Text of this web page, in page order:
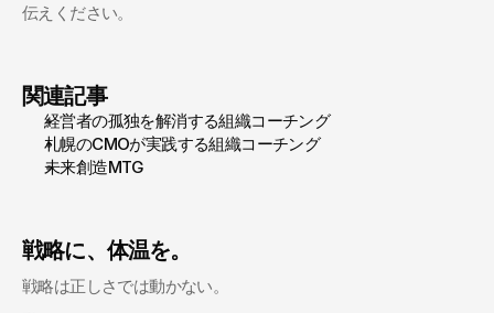
伝えください。
関連記事
経営者の孤独を解消する組織コーチング
札幌のCMOが実践する組織コーチング
未来創造MTG
戦略に、体温を。
戦略は正しさでは動かない。